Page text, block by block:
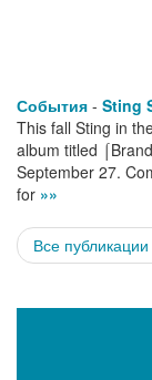
События - Sting
This fall Sting in
album titled
September 27.
for »»
Все публикации